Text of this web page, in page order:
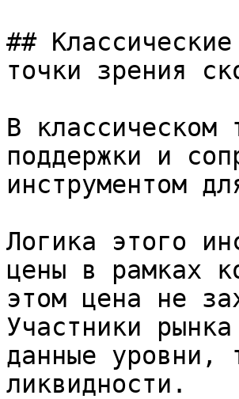
##
точки зрения
В классическом
поддержки и
инструментом
Логика этого
цены в рамках
этом цена не
Участники
данные уровни,
ликвидности.